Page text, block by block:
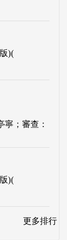
)(
；審查：
)(
更多排行